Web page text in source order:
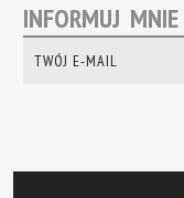
INFORMUJ